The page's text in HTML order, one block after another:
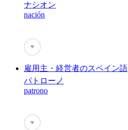
ナシオン
nación
♥
雇用主・経営者のスペイン語
パトローノ
patrono
♥